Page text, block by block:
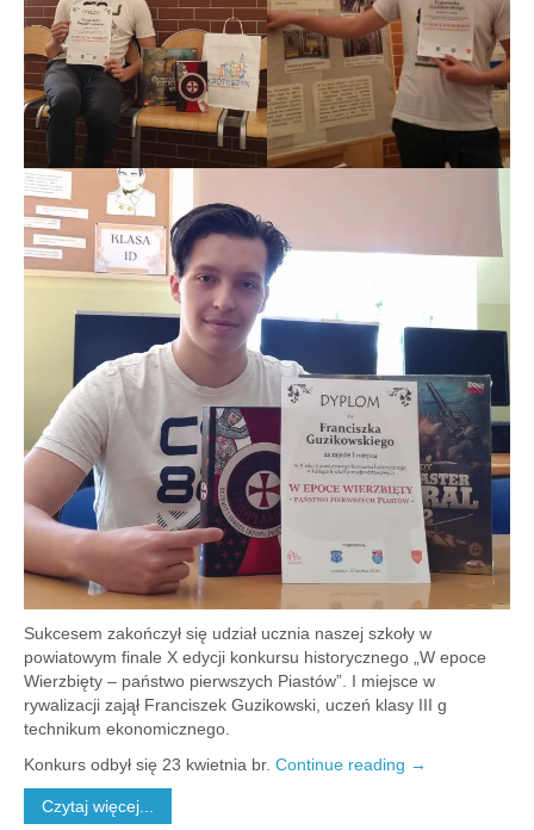
Sukcesem zakończył się udział ucznia naszej szkoły w
powiatowym finale X edycji konkursu historycznego „W epoce
Wierzbięty – państwo pierwszych Piastów”. I miejsce w
rywalizacji zajął Franciszek Guzikowski, uczeń klasy III g
technikum ekonomicznego.
Konkurs odbył się 23 kwietnia br. Continue reading →
Czytaj więcej...